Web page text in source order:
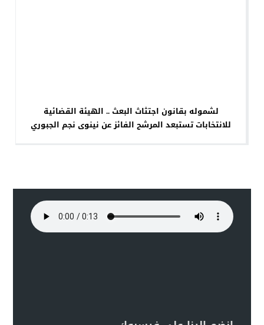
لشموله بقانون اجتثاث البعث .. الهيئة القضائية
للانتخابات تستبعد المرشح الفائز عن نينوى نجم الجبوري